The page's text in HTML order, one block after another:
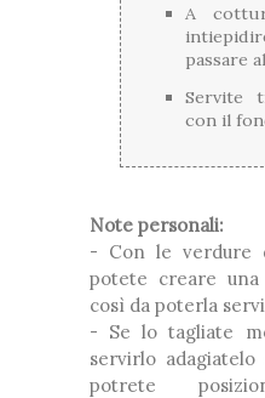
A
passare
Servite
con il
Note personali:
- Con le verdure
potete creare
così da poterla
- Se lo tagliate
servirlo
potrete